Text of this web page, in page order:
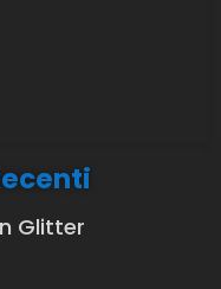
Glitter